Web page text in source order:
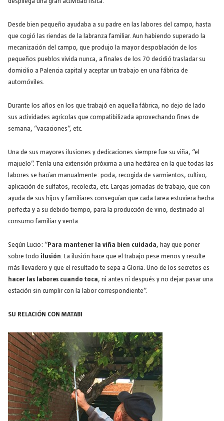
Desde bien pequeño ayudaba a su padre en las labores del campo, hasta
que cogió las riendas de la labranza familiar. Aun habiendo superado la
mecanización del campo, que produjo la mayor despoblación de los
pequeños pueblos vivida nunca, a finales de los 70 decidió trasladar su
domicilio a Palencia capital y aceptar un trabajo en una fábrica de
automóviles.
Durante los años en los que trabajó en aquella fábrica, no dejo de lado
sus actividades agrícolas que compatibilizada aprovechando fines de
semana, “vacaciones”, etc.
Una de sus mayores ilusiones y dedicaciones siempre fue su viña, “el
majuelo”. Tenía una extensión próxima a una hectárea en la que todas las
labores se hacían manualmente: poda, recogida de sarmientos, cultivo,
aplicación de sulfatos, recolecta, etc. Largas jornadas de trabajo, que con
ayuda de sus hijos y familiares conseguían que cada tarea estuviera hecha
perfecta y a su debido tiempo, para la producción de vino, destinado al
consumo familiar y venta.
Según Lucio: “Para mantener la viña bien cuidada, hay que poner
sobre todo ilusión. La ilusión hace que el trabajo pese menos y resulte
más llevadero y que el resultado te sepa a Gloria. Uno de los secretos es
hacer las labores cuando toca, ni antes ni después y no dejar pasar una
estación sin cumplir con la labor correspondiente”.
SU RELACIÓN CON MATABI